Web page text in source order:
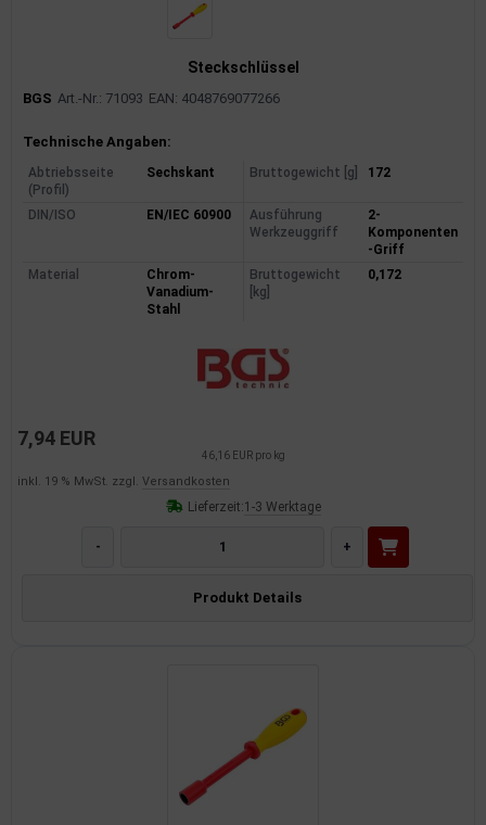
Steckschlüssel
BGS Art.-Nr.: 71093 EAN: 4048769077266
Produktinformationen
Technische Angaben:
Abtriebsseite
(Profil)
Sechskant Bruttogewicht [g] 172
DIN/ISO EN/IEC 60900
Ausführung
Werkzeuggriff
2-
Komponenten
-Griff
Material
Chrom-
Vanadium-
Stahl
Bruttogewicht
[kg]
0,172
7,94 EUR
46,16 EUR pro kg
inkl. 19 % MwSt. zzgl. Versandkosten
Lieferzeit:1-3 Werktage
- +
Produkt Details